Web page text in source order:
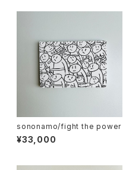
sononamo/fight the power
¥33,000